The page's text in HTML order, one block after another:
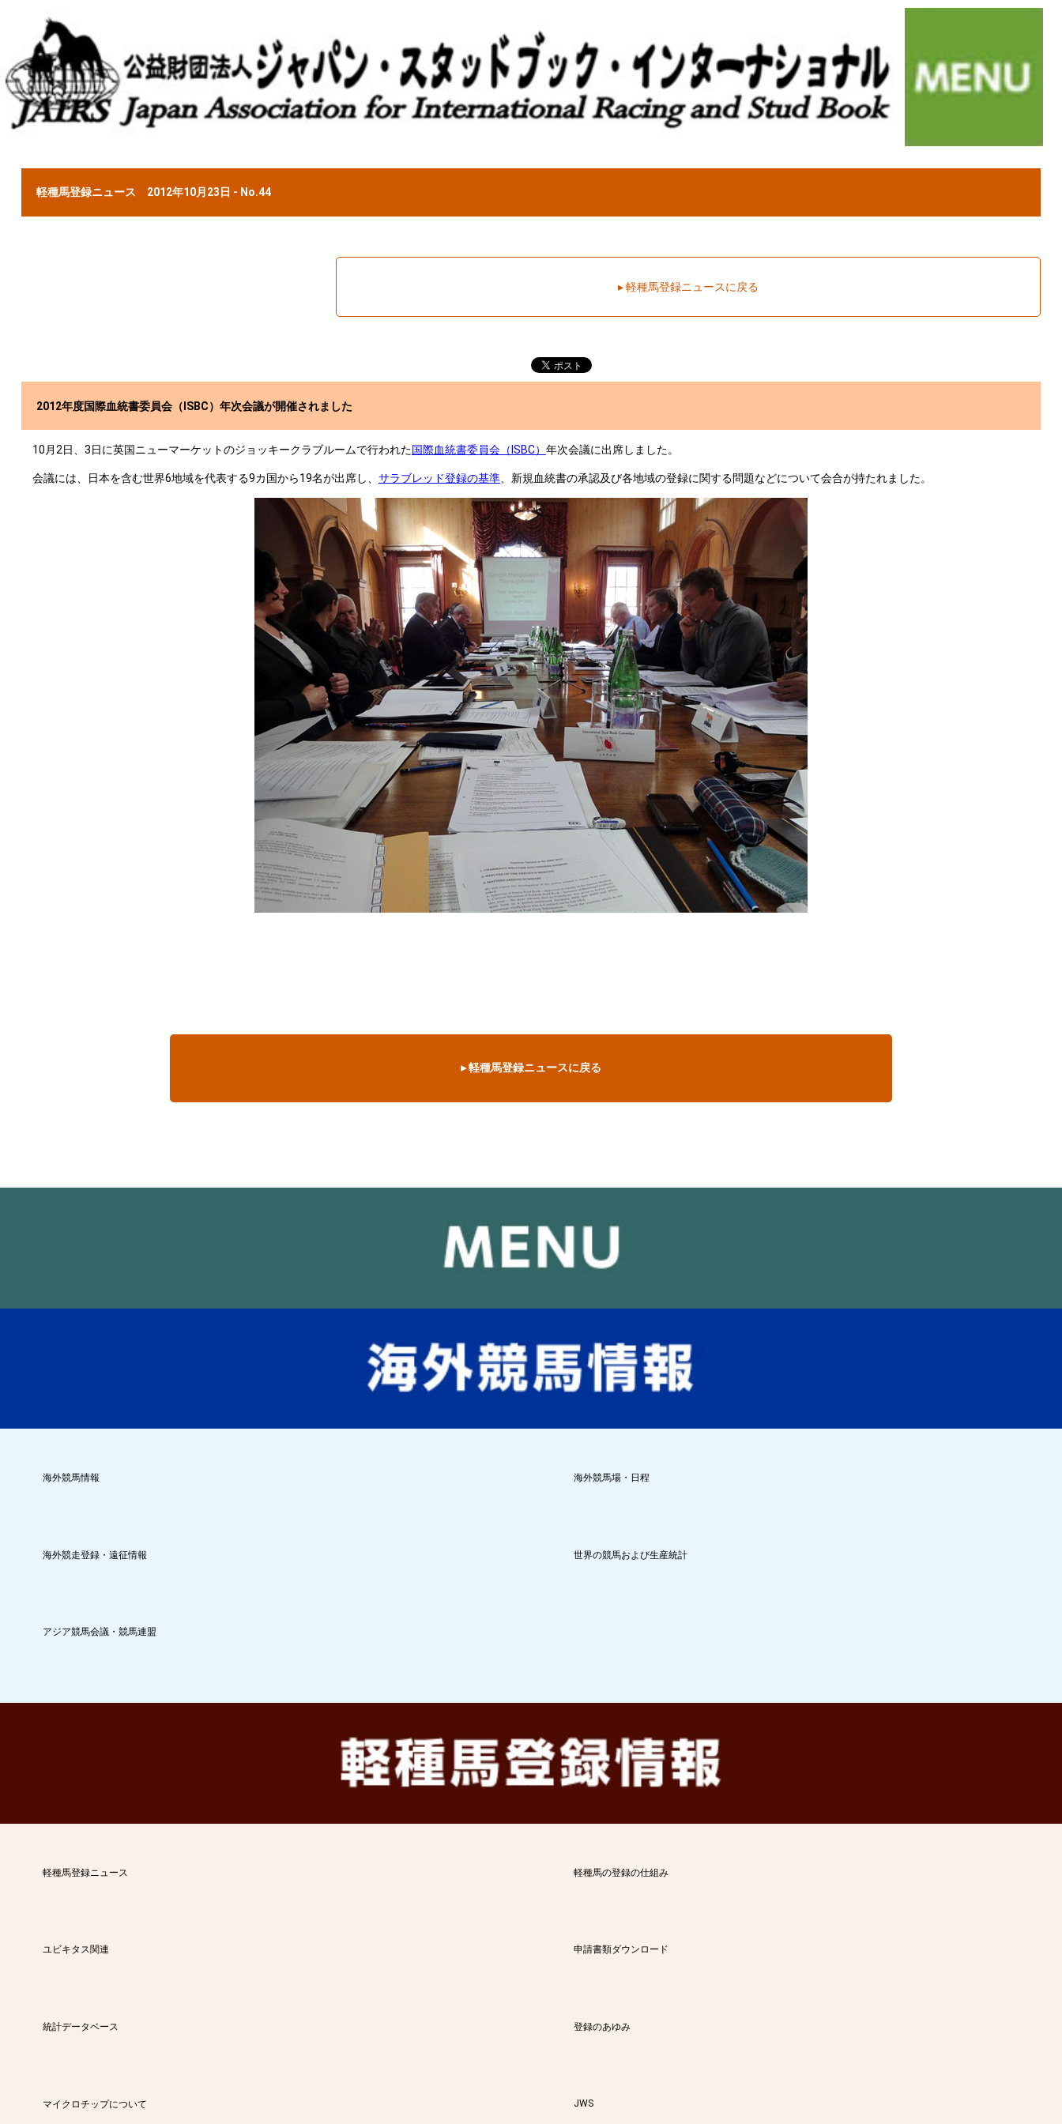
軽種馬登録ニュース 2012年10月23日 - No.44
▸ 軽種馬登録ニュースに戻る
2012年度国際血統書委員会（ISBC）年次会議が開催されました
10月2日、3日に英国ニューマーケットのジョッキークラブルームで行われた国際血統書委員会（ISBC） 年次会議に出席しました。
会議には、日本を含む世界6地域を代表する9カ国から19名が出席し、 サラブレッド登録の基準、新規血統書の承認及び各地域の登録に関する問題などについて会合が持たれました。
▸ 軽種馬登録ニュースに戻る
海外競馬情報 海外競馬場・日程
海外競走登録・遠征情報 世界の競馬および生産統計
アジア競馬会議・競馬連盟
軽種馬登録ニュース 軽種馬の登録の仕組み
ユビキタス関連 申請書類ダウンロード
統計データベース 登録のあゆみ
マイクロチップについて JWS